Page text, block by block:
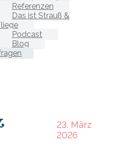
Referenzen
Das ist Strauß &
Podcast
Blog
23. März
2026